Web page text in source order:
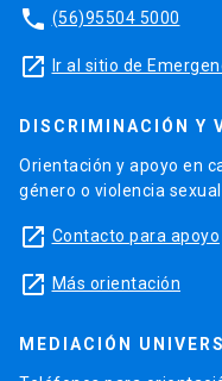
phone (56)95504 5000
launch Ir al sitio de
DISCRIMINACIÓN Y
Orientación y apoyo en
género o violencia
launch Contacto para apoyo
launch Más orientación
MEDIACIÓN